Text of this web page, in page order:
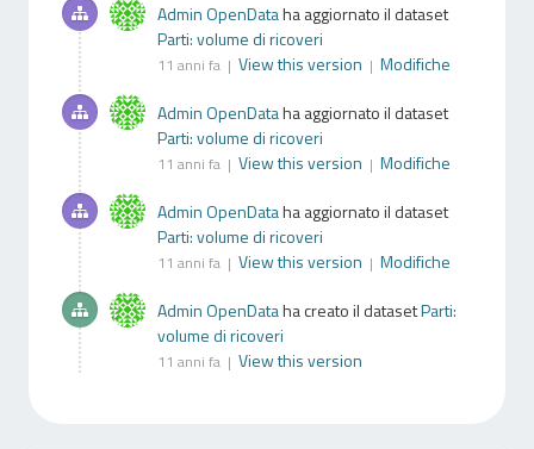
Admin OpenDataha aggiornato il dataset
Parti: volume di ricoveri
11 anni fa | View this version | Modifiche
Admin OpenDataha aggiornato il dataset
Parti: volume di ricoveri
11 anni fa | View this version | Modifiche
Admin OpenDataha aggiornato il dataset
Parti: volume di ricoveri
11 anni fa | View this version | Modifiche
Admin OpenDataha creato il datasetParti:
volume di ricoveri
11 anni fa | View this version